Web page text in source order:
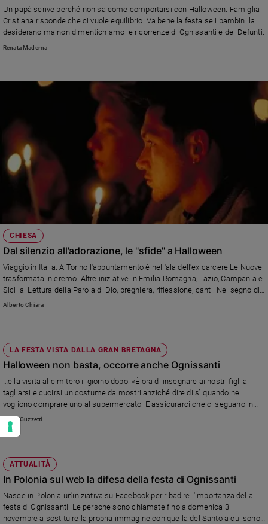
Un papà scrive perché non sa come comportarsi con Halloween. Famiglia
Cristiana risponde che ci vuole equilibrio. Va bene la festa se i bambini la
desiderano ma non dimentichiamo le ricorrenze di Ognissanti e dei Defunti.
Renata Maderna
CHIESA
Dal silenzio all'adorazione, le "sfide" a Halloween
Viaggio in Italia. A Torino l'appuntamento è nell'ala dell'ex carcere Le Nuove
trasformata in eremo. Altre iniziative in Emilia Romagna, Lazio, Campania e
Sicilia. Lettura della Parola di Dio, preghiera, riflessione, canti. Nel segno di
Ognissanti.
Alberto Chiara
LA FESTA VISTA DALLA GRAN BRETAGNA
Halloween non basta, occorre anche Ognissanti
…e la visita al cimitero il giorno dopo. «È ora di insegnare ai nostri figli a
tagliarsi e cucirsi un costume da mostri anziché dire di sì quando ne
vogliono comprare uno al supermercato. E assicurarci che ci seguano in
chiesa il giorno dopo». Quanto al business, negli Stati Uniti si spendono 6,9
miliardi di dollari e nel Regno Unito 325 milioni di sterline.
Silvia Guzzetti
ATTUALITÀ
In Polonia sul web la difesa della festa di Ognissanti
Nasce in Polonia un'iniziativa su Facebook per ribadire l'importanza della
festa di Ognissanti. Le persone sono chiamate fino a domenica 3
novembre a sostituire la propria immagine con quella del Santo a cui sono